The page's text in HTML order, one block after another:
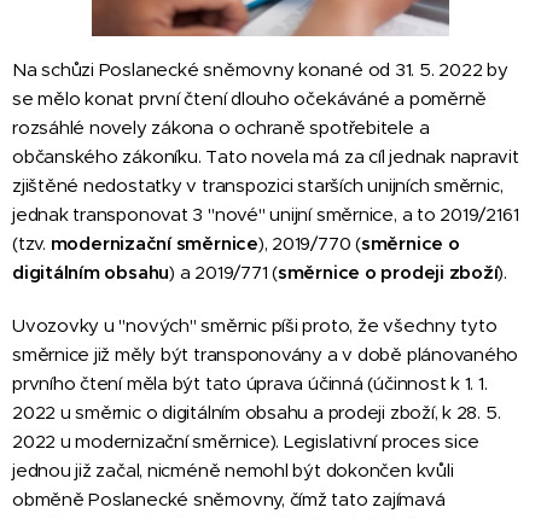
Na schůzi Poslanecké sněmovny konané od 31. 5. 2022 by
se mělo konat první čtení dlouho očekáváné a poměrně
rozsáhlé novely zákona o ochraně spotřebitele a
občanského zákoníku. Tato novela má za cíl jednak napravit
zjištěné nedostatky v transpozici starších unijních směrnic,
jednak transponovat 3 "nové" unijní směrnice, a to 2019/2161
(tzv. modernizační směrnice), 2019/770 (směrnice o
digitálním obsahu) a 2019/771 (směrnice o prodeji zboží).
Uvozovky u "nových" směrnic píši proto, že všechny tyto
směrnice již měly být transponovány a v době plánovaného
prvního čtení měla být tato úprava účinná (účinnost k 1. 1.
2022 u směrnic o digitálním obsahu a prodeji zboží, k 28. 5.
2022 u modernizační směrnice). Legislativní proces sice
jednou již začal, nicméně nemohl být dokončen kvůli
obměně Poslanecké sněmovny, čímž tato zajímavá